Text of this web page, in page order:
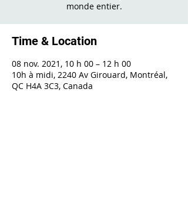
monde entier.
Time & Location
08 nov. 2021, 10 h 00 – 12 h 00
10h à midi, 2240 Av Girouard, Montréal,
QC H4A 3C3, Canada